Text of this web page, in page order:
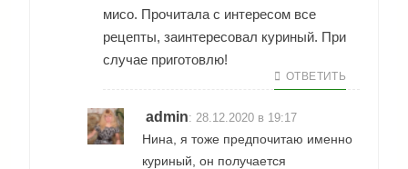
мисо. Прочитала с интересом все
рецепты, заинтересовал куриный. При
случае приготовлю!
ОТВЕТИТЬ
admin: 28.12.2020 в 19:17
Нина, я тоже предпочитаю именно
куриный, он получается